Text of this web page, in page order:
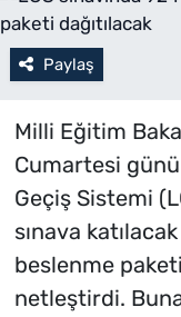
Paylaş
Milli Eğitim
Cumartesi
Geçiş Sistemi
sınava
beslenme
netleştirdi.